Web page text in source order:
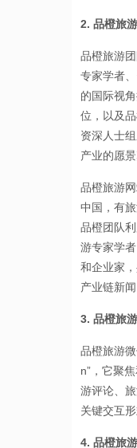
2. 品橙旅
品橙旅游
专家学者
的国际视
位，以及
资深人士
产业的愿
品橙旅游
中国，有
品橙团队
游专家学
和企业家
产业链新
3. 品橙旅
品橙旅游
n”，它聚
游评论、
关键交互形
4. 品橙旅